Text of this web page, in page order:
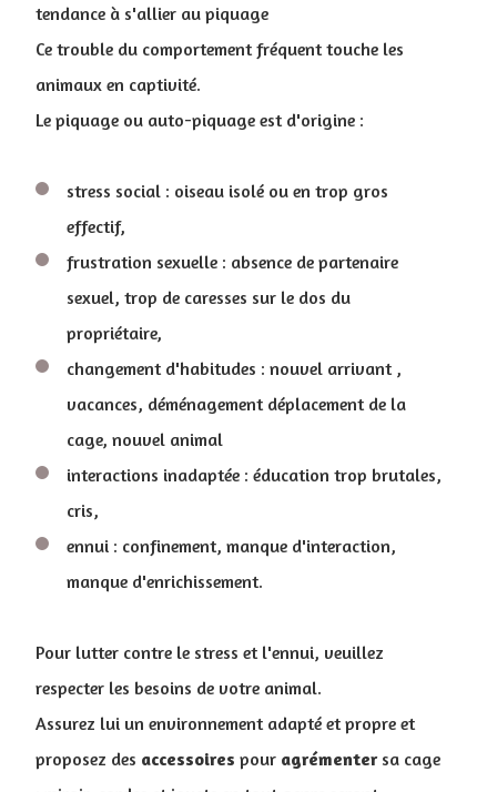
tendance à s'allier au piquage
Ce trouble du comportement fréquent touche les
animaux en captivité.
Le piquage ou auto-piquage est d'origine :
stress social : oiseau isolé ou en trop gros
effectif,
frustration sexuelle : absence de partenaire
sexuel, trop de caresses sur le dos du
propriétaire,
changement d'habitudes : nouvel arrivant ,
vacances, déménagement déplacement de la
cage, nouvel animal
interactions inadaptée : éducation trop brutales,
cris,
ennui : confinement, manque d'interaction,
manque d'enrichissement.
Pour lutter contre le stress et l'ennui, veuillez
respecter les besoins de votre animal.
Assurez lui un environnement adapté et propre et
proposez des accessoires pour agrémentersa cage